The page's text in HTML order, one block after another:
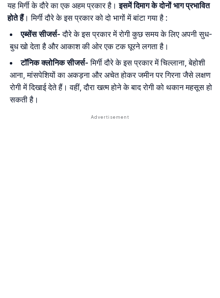
यह मिर्गी के दौरे का एक अहम प्रकार है।इसमें दिमाग के दोनों भाग प्रभावित
होते हैं। मिर्गी दौरे के इस प्रकार को दो भागों में बांटा गया है :
एब्सेंससीजर्स-दौरे के इस प्रकार में रोगी कुछ समय के लिए अपनी सुध-
बुध खो देता है और आकाश की ओर एक टक घूरने लगता है।
टॉनिकक्लोनिकसीजर्स-मिर्गी दौरे के इस प्रकार में चिल्लाना, बेहोशी
आना, मांसपेशियों का अकड़ना और अचेत होकर जमीन पर गिरना जैसे लक्षण
रोगी में दिखाई देते हैं। वहीं, दौरा खत्म होने के बाद रोगी को थकान महसूस हो
सकती है।